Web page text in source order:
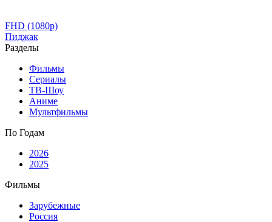
FHD (1080p)
Пиджак
Разделы
Фильмы
Сериалы
ТВ-Шоу
Аниме
Мультфильмы
По Годам
2026
2025
Фильмы
Зарубежные
Россия